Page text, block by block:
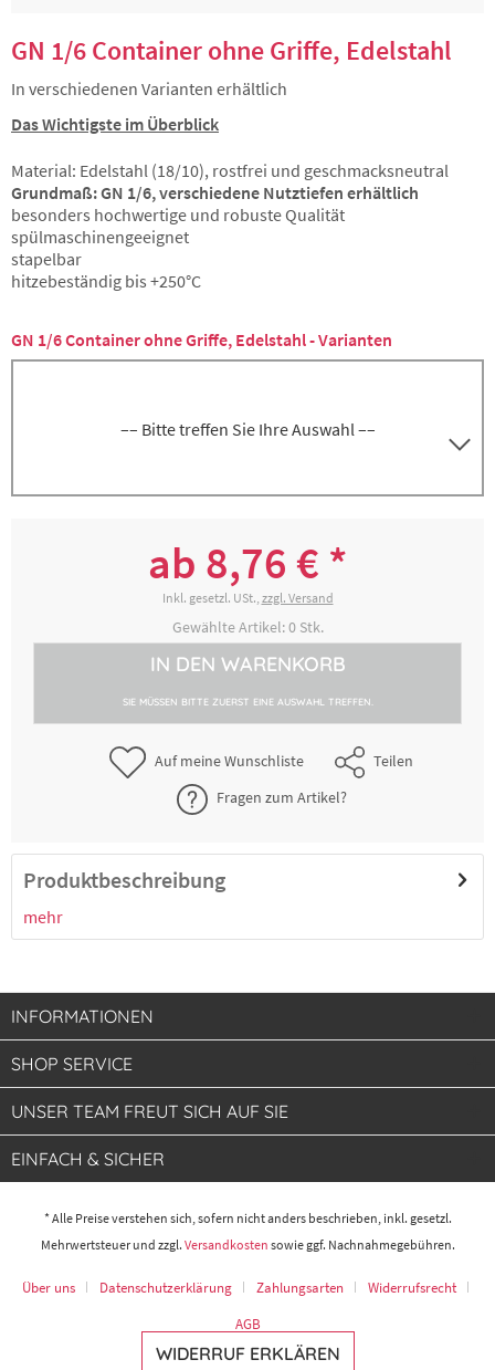
GN 1/6 Container ohne Griffe, Edelstahl
In verschiedenen Varianten erhältlich
Das Wichtigste im Überblick
Material: Edelstahl (18/10), rostfrei und geschmacksneutral
Grundmaß: GN 1/6, verschiedene Nutztiefen erhältlich
besonders hochwertige und robuste Qualität
spülmaschinengeeignet
stapelbar
hitzebeständig bis +250°C
GN 1/6 Container ohne Griffe, Edelstahl - Varianten
–– Bitte treffen Sie Ihre Auswahl ––
8300055311 GN 1/6, Tiefe 150 mm, Volumen 2,25 Liter
ab 8,76 € *
Inkl. gesetzl. USt., zzgl. Versand
Gewählte Artikel:0Stk.
IN DEN WARENKORB
SIE MÜSSEN BITTE ZUERST EINE AUSWAHL TREFFEN.
Auf meine Wunschliste
Teilen
Fragen zum Artikel?
Produktbeschreibung
mehr
INFORMATIONEN
SHOP SERVICE
UNSER TEAM FREUT SICH AUF SIE
EINFACH & SICHER
* Alle Preise verstehen sich, sofern nicht anders beschrieben, inkl. gesetzl.
Mehrwertsteuer und zzgl. Versandkosten sowie ggf. Nachnahmegebühren.
Über uns Datenschutzerklärung Zahlungsarten
Widerrufsrecht
AGB
WIDERRUF ERKLÄREN